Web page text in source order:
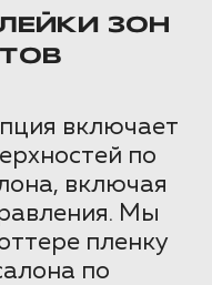
ЗОН
включает
по
включая
Мы
пленку
по